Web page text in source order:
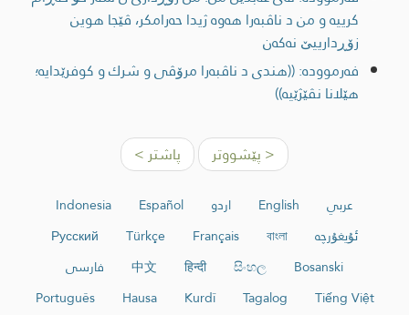
كرییه‌ و من د ناڤبه‌را هه‌وه‌ ژیدا حه‌رامكر، ڤێجا هوین
زۆڕدارییێ نه‌كه‌ن
فەرموودە: ((هندى د ناڤبه‌را مرۆڤى و شرك و كوفرێدايە؛
هێلانا نڤێژێیه‌))
< پێشووتر پاشتر >
عربي English اردو Español
Indonesia
ئۇيغۇرچە
বাংলা
Français
Türkçe
Русский
Bosanski
සිංහල
हिन्दी
中文
فارسی
Tiếng Việt
Tagalog
Kurdî
Hausa
Português